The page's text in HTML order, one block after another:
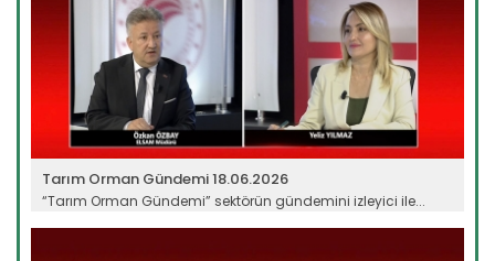
Tarım Orman Gündemi 18.06.2026
“Tarım Orman Gündemi” sektörün gündemini izleyici ile...
Devamını Oku ->